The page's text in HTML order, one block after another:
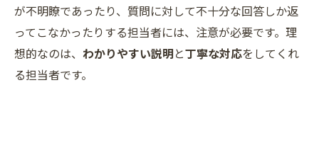
が不明瞭であったり、質問に対して不十分な回答しか返
ってこなかったりする担当者には、注意が必要です。理
想的なのは、 わかりやすい説明と丁寧な対応をしてくれ
る担当者です。